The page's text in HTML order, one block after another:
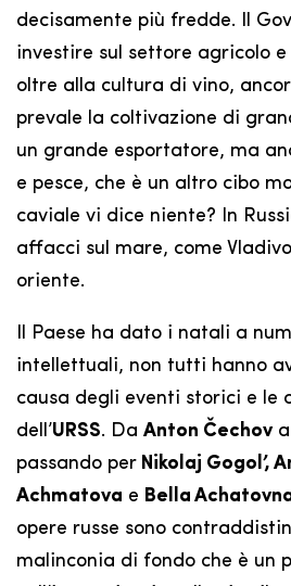
decisamente più fredde. Il
investire sul settore agricolo e
oltre alla cultura di vino,
prevale la coltivazione di
un grande esportatore, ma
e pesce, che è un altro cibo
caviale vi dice niente? In
affacci sul mare, come
oriente.
Il Paese ha dato i natali a
intellettuali, non tutti hanno
causa degli eventi storici e le
dell’URSS. Da Anton Čechov‎a
passando per Nikolaj Gogol’‎,
Achmatova e Bella
opere russe sono
malinconia di fondo che è un